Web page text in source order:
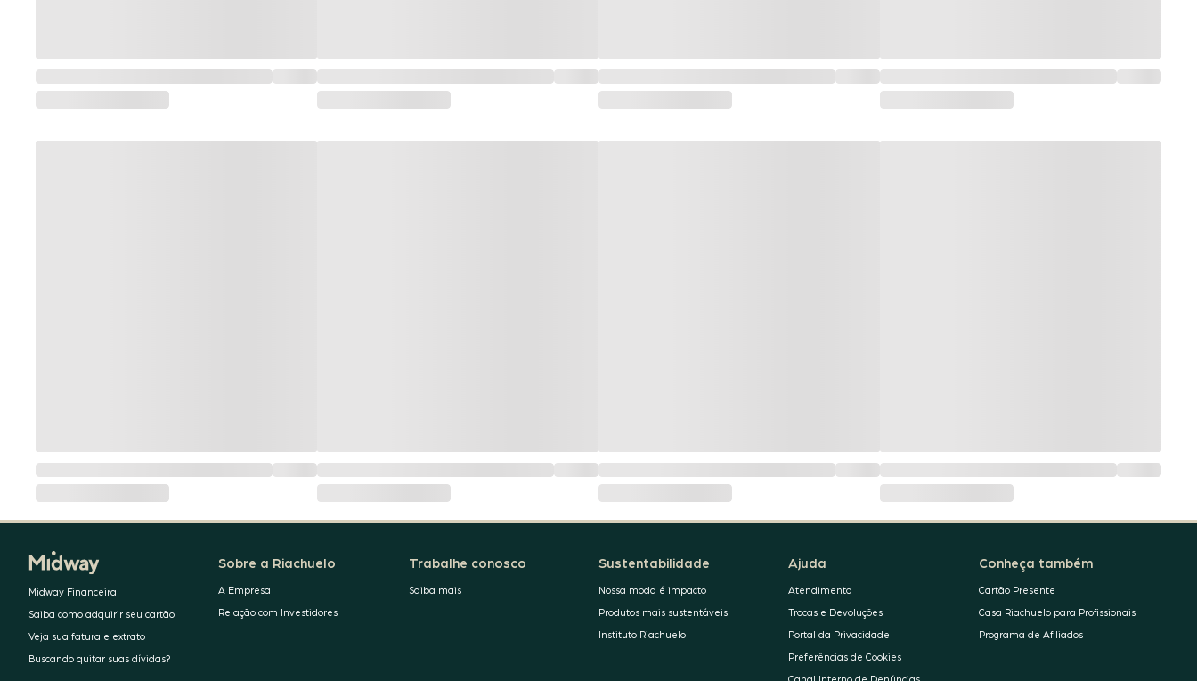
Midway Financeira
Saiba como adquirir seu cartão
Veja sua fatura e extrato
Buscando quitar suas dívidas?
Sobre a Riachuelo
A Empresa
Relação com Investidores
Trabalhe conosco
Saiba mais
Sustentabilidade
Nossa moda é impacto
Produtos mais sustentáveis
Instituto Riachuelo
Ajuda
Atendimento
Trocas e Devoluções
Portal da Privacidade
Preferências de Cookies
Conheça também
Cartão Presente
Casa Riachuelo para Profissionais
Programa de Afiliados